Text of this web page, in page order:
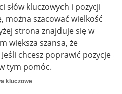
kluczowych i pozycji
można szacować wielkość
strona znajduje się w
większa szansa, że
chcesz poprawić pozycje
tym pomóc.